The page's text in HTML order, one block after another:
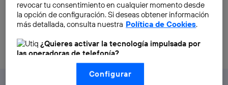
revocar tu consentimiento en cualquier momento desde
la opción de configuración. Si deseas obtener información
más detallada, consulta nuestra Política de Cookies.
¿Quieres activar la tecnología impulsada por
las operadoras de telefonía?
Nosotros, Telefónica S.A., utilizamos la tecnología Utiq para
realizar nuestras acciones de marketing digital o análisis
Configurar